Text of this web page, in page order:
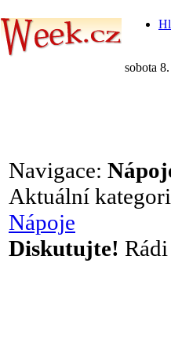
sobota
Navigace:
Aktuální
Nápoje
Diskutujte!